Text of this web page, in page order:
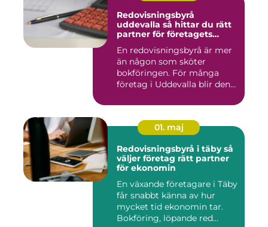
Redovisningsbyrå
uddevalla så hittar du rätt
partner för företagets
En redovisningsbyrå är mer
än någon som sköter
bokföringen. För många
företag i Uddevalla blir den
01. maj
Redovisningsbyrå i täby så
väljer företag rätt partner
för ekonomin
En växande företagare i Täby
får snabbt känna av hur
mycket tid ekonomin tar.
Bokföring, löpande red...